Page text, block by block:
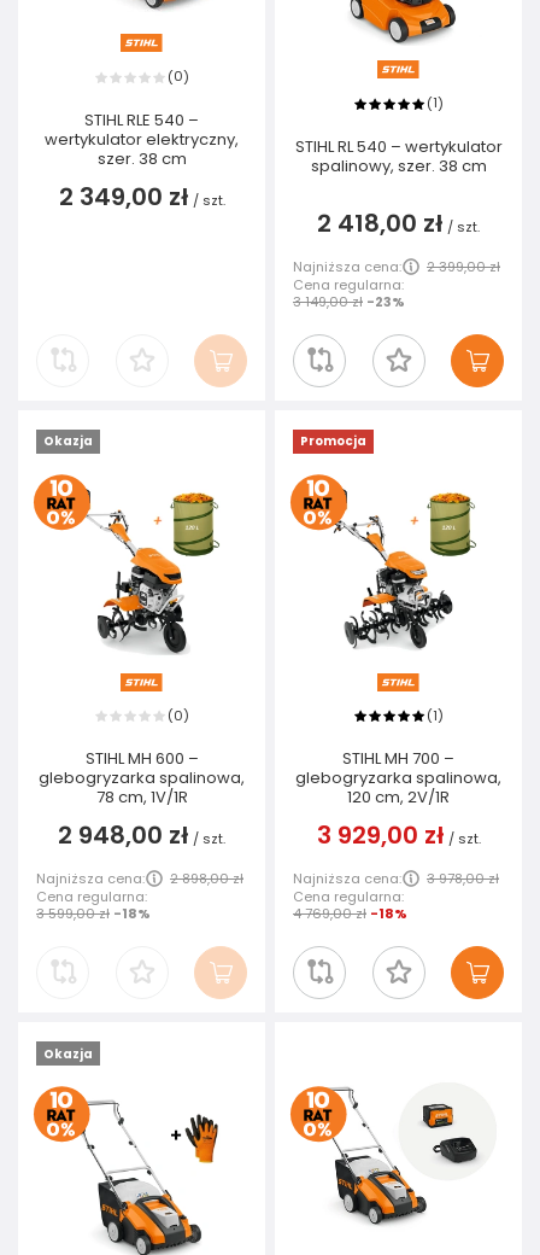
(0)
STIHL RLE 540 –
wertykulator elektryczny,
szer. 38 cm
2 349,00 zł / szt.
(1)
STIHL RL 540 – wertykulator
spalinowy, szer. 38 cm
2 418,00 zł / szt.
Najniższa cena:
2 399,00 zł
Cena regularna:
3 149,00 zł -23%
Okazja
(0)
STIHL MH 600 –
glebogryzarka spalinowa,
78 cm, 1V/1R
2 948,00 zł / szt.
Najniższa cena:
2 898,00 zł
Cena regularna:
3 599,00 zł -18%
Promocja
(1)
STIHL MH 700 –
glebogryzarka spalinowa,
120 cm, 2V/1R
3 929,00 zł / szt.
Najniższa cena:
3 978,00 zł
Cena regularna:
4 769,00 zł -18%
Okazja